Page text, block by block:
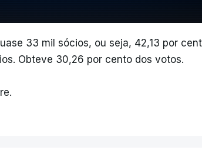
33 mil sócios, ou seja, 42,13 por
Obteve 30,26 por cento dos votos.